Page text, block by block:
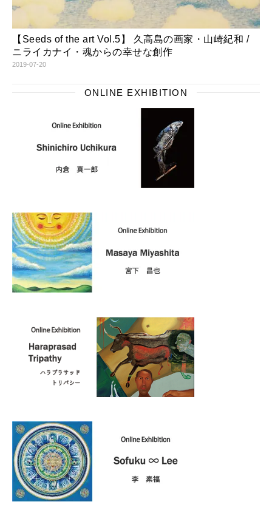
【Seeds of the art Vol.5】 久高島の画家・山崎紀和 /
ニライカナイ・魂からの幸せな創作
2019-07-20
ONLINE EXHIBITION